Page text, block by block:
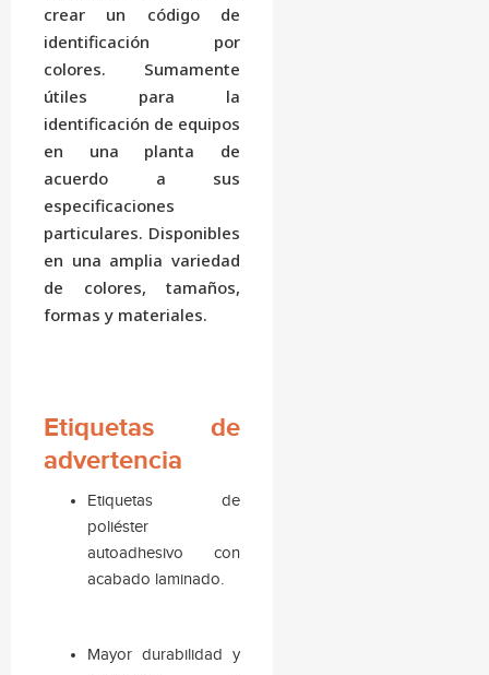
crear un código de
identificación por
colores. Sumamente
útiles para la
identificación de equipos
en una planta de
acuerdo a sus
especificaciones
particulares. Disponibles
en una amplia variedad
de colores, tamaños,
formas y materiales.
Etiquetas de
advertencia
Etiquetas de
poliéster
autoadhesivo con
acabado laminado.
Mayor durabilidad y